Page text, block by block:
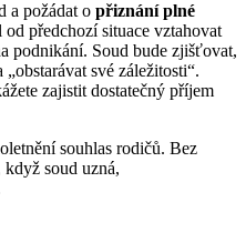
a požádat o přiznání plné
od předchozí situace vztahovat
podnikání. Soud bude zjišťovat,
své záležitosti“.
zajistit dostatečný příjem
souhlas rodičů. Bez
soud uzná,